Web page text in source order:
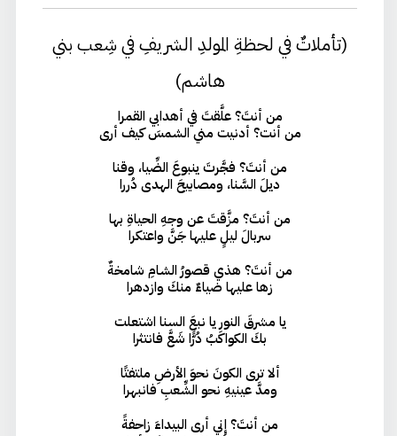
(تأملاتٌ في لحظةِ المولدِ الشريفِ في شِعب بني
هاشم)
من أنتَ؟ علَّقتَ في أهدابي القمرا
من أنت؟ أدنيت مني الشمسَ كيف أرى
من أنتَ؟ فجَّرتَ ينبوعَ الضِّيا، وقنا
ديلَ السَّنا، ومصابيحَ الهدى دُررا
من أنتَ؟ مزَّقتَ عن وجهِ الحياةِ بها
سربالَ ليلٍ عليها جَنَّ واعتكرا
من أنتَ؟ هذي قصورُ الشامِ شامخةٌ
زها عليها ضياءٌ منكَ وازدهرا
يا مشرقَ النورِ يا نبعَ السنا اشتعلت
بكَ الكواكبُ دُرًّا شَعَّ فانتثرا
ألا ترى الكونَ نحوَ الأرضِ ملتفتًا
ومدَّ عينيهِ نحو الشِّعبِ فانبهرا
من أنتَ؟ إني أرى البيداءَ زاحفةً